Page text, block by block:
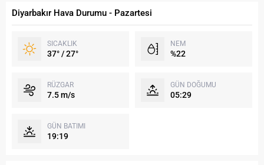
Diyarbakır Hava Durumu - Pazartesi
SICAKLIK
37° / 27°
NEM
%22
RÜZGAR
7.5 m/s
GÜN DOĞUMU
05:29
GÜN BATIMI
19:19